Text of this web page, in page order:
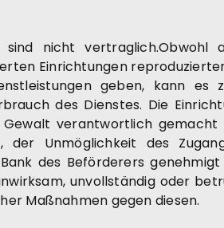
nicht vertraglich.Obwohl
Einrichtungen
geben, kann es
des Dienstes. Die
verantwortlich
Unmöglichkeit des
des Beförderers
unvollständig oder
Maßnahmen gegen diesen.